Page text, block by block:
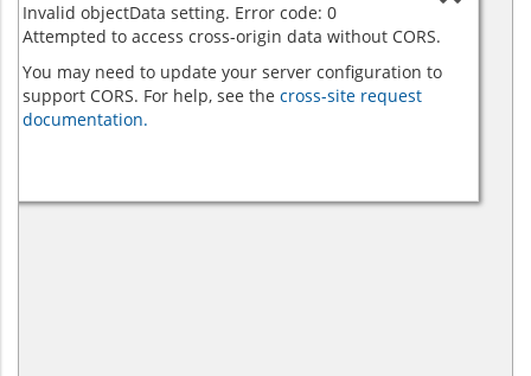
Invalid objectData setting. Error code: 0
Attempted to access cross-origin data without CORS.
You may need to update your server configuration to
support CORS. For help, see the cross-site request
documentation.